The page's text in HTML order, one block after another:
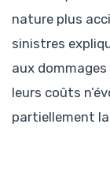
nature plus
sinistres
aux dommages
leurs coûts
partiellement